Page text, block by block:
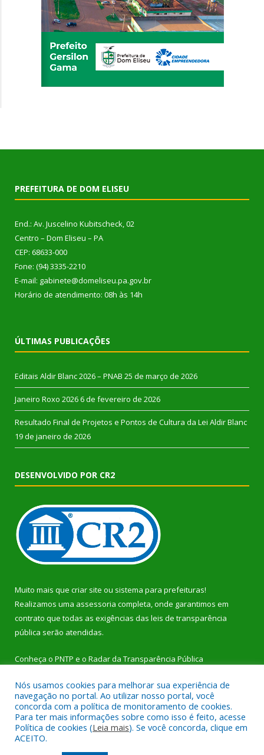
PREFEITURA DE DOM ELISEU
End.: Av. Juscelino Kubitscheck, 02
Centro – Dom Eliseu – PA
CEP: 68633-000
Fone: (94) 3335-2210
E-mail: gabinete@domeliseu.pa.gov.br
Horário de atendimento: 08h às 14h
ÚLTIMAS PUBLICAÇÕES
Editais Aldir Blanc 2026 – PNAB 25 de março de 2026
Janeiro Roxo 2026 6 de fevereiro de 2026
Resultado Final de Projetos e Pontos de Cultura da Lei Aldir Blanc
19 de janeiro de 2026
DESENVOLVIDO POR CR2
Muito mais que criar site ou sistema para prefeituras!
Realizamos uma assessoria completa, onde garantimos em
contrato que todas as exigências das leis de transparência
pública serão atendidas.
Conheça o PNTP e o Radar da Transparência Pública
Todos os direitos reservados a Prefeitura Municipal de Dom
Eliseu.
Nós usamos cookies para melhorar sua experiência de
navegação no portal. Ao utilizar nosso portal, você
concorda com a política de monitoramento de cookies.
Para ter mais informações sobre como isso é feito, acesse
Política de cookies (Leia mais). Se você concorda, clique em
ACEITO.